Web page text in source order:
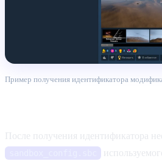
Пример получения идентификатора
После получения идентификатора